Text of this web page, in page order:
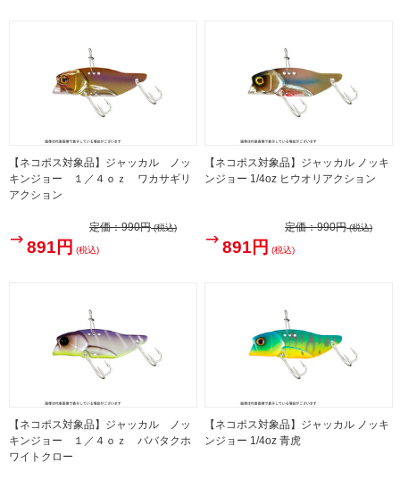
【ネコポス対象品】ジャッカル ノッ
キンジョー １／４ｏｚ ワカサギリ
アクション
定価：990円(税込)
891円 (税込)
【ネコポス対象品】ジャッカル ノッキ
ンジョー 1/4oz ヒウオリアクション
定価：990円(税込)
891円 (税込)
【ネコポス対象品】ジャッカル ノッ
キンジョー １／４ｏｚ ババタクホ
ワイトクロー
【ネコポス対象品】ジャッカル ノッキ
ンジョー 1/4oz 青虎